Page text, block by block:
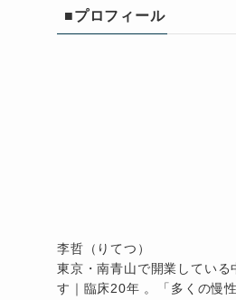
■プロフィール
李哲（りてつ）
東京・南青山で開業している
す｜臨床20年 。「多くの慢